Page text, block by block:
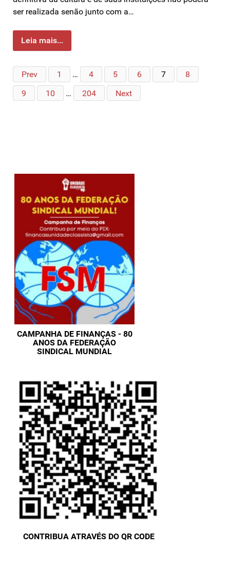
ser realizada senão junto com a…
Leia mais...
Prev 1 … 4 5 6 7
8
9
10 … 204 Next
CAMPANHA DE FINANÇAS - 80
ANOS DA FEDERAÇÃO
SINDICAL MUNDIAL
CONTRIBUA ATRAVÉS DO QR CODE